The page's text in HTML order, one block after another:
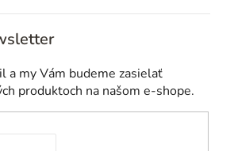
a my Vám budeme zasielať
produktoch na našom e-shope.